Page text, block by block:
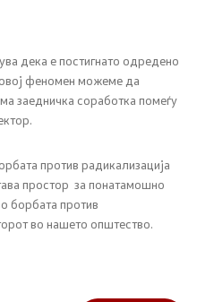
дека е постигнато одредено
овој феномен можеме да
заедничка соработка помеѓу
против радикализација
простор за понатамошно
борбата против
во нашето општество.